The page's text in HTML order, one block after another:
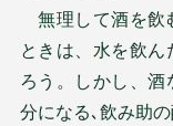
無理して酒を飲
ときは、水を飲
ろう。しかし、
分になる､飲み助